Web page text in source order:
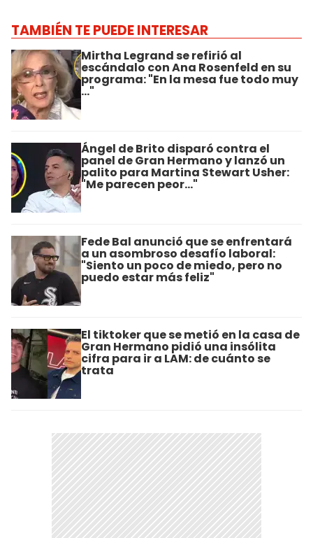
TAMBIÉN TE PUEDE INTERESAR
Mirtha Legrand se refirió al
escándalo con Ana Rosenfeld en su
programa: "En la mesa fue todo muy
..."
Ángel de Brito disparó contra el
panel de Gran Hermano y lanzó un
palito para Martina Stewart Usher:
"Me parecen peor..."
Fede Bal anunció que se enfrentará
a un asombroso desafío laboral:
"Siento un poco de miedo, pero no
puedo estar más feliz"
El tiktoker que se metió en la casa de
Gran Hermano pidió una insólita
cifra para ir a LAM: de cuánto se
trata